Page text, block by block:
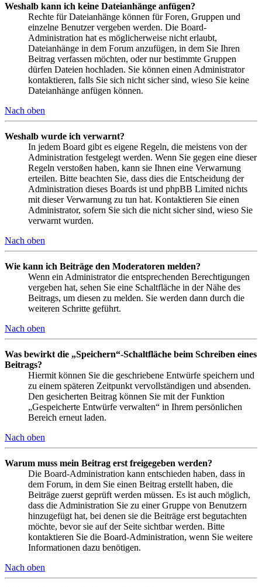
Weshalb kann ich keine Dateianhänge anfügen?
Rechte für Dateianhänge können für Foren, Gruppen und
einzelne Benutzer vergeben werden. Die Board-
Administration hat es möglicherweise nicht erlaubt,
Dateianhänge in dem Forum anzufügen, in dem Sie Ihren
Beitrag verfassen möchten, oder nur bestimmte Gruppen
dürfen Dateien hochladen. Sie können einen Administrator
kontaktieren, falls Sie sich nicht sicher sind, wieso Sie keine
Dateianhänge anfügen können.
Nach oben
Weshalb wurde ich verwarnt?
In jedem Board gibt es eigene Regeln, die meistens von der
Administration festgelegt werden. Wenn Sie gegen eine dieser
Regeln verstoßen haben, kann sie Ihnen eine Verwarnung
erteilen. Bitte beachten Sie, dass dies die Entscheidung der
Administration dieses Boards ist und phpBB Limited nichts
mit dieser Verwarnung zu tun hat. Kontaktieren Sie einen
Administrator, sofern Sie sich die nicht sicher sind, wieso Sie
verwarnt wurden.
Nach oben
Wie kann ich Beiträge den Moderatoren melden?
Wenn ein Administrator die entsprechenden Berechtigungen
vergeben hat, sehen Sie eine Schaltfläche in der Nähe des
Beitrags, um diesen zu melden. Sie werden dann durch die
weiteren Schritte geführt.
Nach oben
Was bewirkt die „Speichern“-Schaltfläche beim Schreiben eines
Beitrags?
Hiermit können Sie die geschriebene Entwürfe speichern und
zu einem späteren Zeitpunkt vervollständigen und absenden.
Den gesicherten Beitrag können Sie mit der Funktion
„Gespeicherte Entwürfe verwalten“ in Ihrem persönlichen
Bereich erneut laden.
Nach oben
Warum muss mein Beitrag erst freigegeben werden?
Die Board-Administration kann entschieden haben, dass in
dem Forum, in dem Sie einen Beitrag erstellt haben, die
Beiträge zuerst geprüft werden müssen. Es ist auch möglich,
dass die Administration Sie zu einer Gruppe von Benutzern
hinzugefügt hat, bei denen sie die Beiträge erst begutachten
möchte, bevor sie auf der Seite sichtbar werden. Bitte
kontaktieren Sie die Board-Administration, wenn Sie weitere
Informationen dazu benötigen.
Nach oben